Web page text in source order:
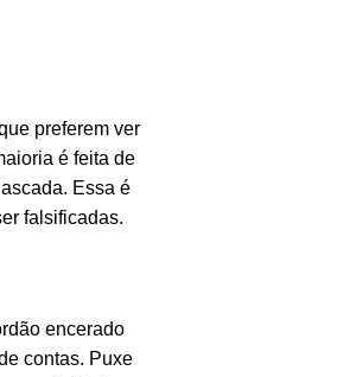
preferem ver
é feita de
Essa é
falsificadas.
encerado
contas. Puxe